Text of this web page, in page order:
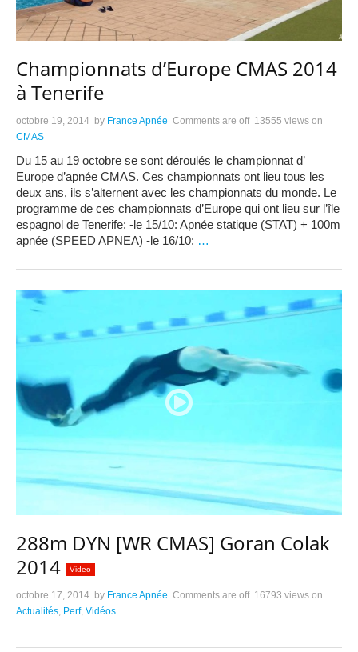
Championnats d’Europe CMAS 2014
à Tenerife
octobre 19, 2014 by France Apnée Comments are off 13555 views on
CMAS
Du 15 au 19 octobre se sont déroulés le championnat d’
Europe d’apnée CMAS. Ces championnats ont lieu tous les
deux ans, ils s’alternent avec les championnats du monde. Le
programme de ces championnats d’Europe qui ont lieu sur l’île
espagnol de Tenerife: -le 15/10: Apnée statique (STAT) + 100m
apnée (SPEED APNEA) -le 16/10: …
288m DYN [WR CMAS] Goran Colak
2014
Video
octobre 17, 2014 by France Apnée Comments are off 16793 views on
Actualités, Perf, Vidéos